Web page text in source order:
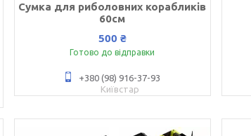
Сумка для риболовних корабликів
60см
500 ₴
Готово до відправки
+380 (98) 916-37-93
Київстар